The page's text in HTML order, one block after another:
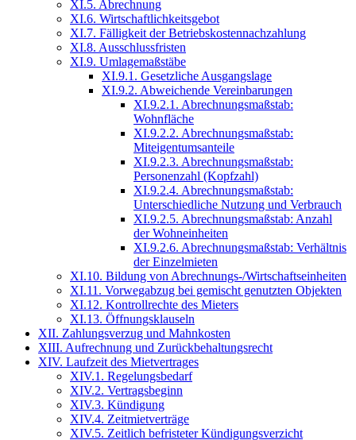
XI.5. Abrechnung
XI.6. Wirtschaftlichkeitsgebot
XI.7. Fälligkeit der Betriebskostennachzahlung
XI.8. Ausschlussfristen
XI.9. Umlagemaßstäbe
XI.9.1. Gesetzliche Ausgangslage
XI.9.2. Abweichende Vereinbarungen
XI.9.2.1. Abrechnungsmaßstab:
Wohnfläche
XI.9.2.2. Abrechnungsmaßstab:
Miteigentumsanteile
XI.9.2.3. Abrechnungsmaßstab:
Personenzahl (Kopfzahl)
XI.9.2.4. Abrechnungsmaßstab:
Unterschiedliche Nutzung und Verbrauch
XI.9.2.5. Abrechnungsmaßstab: Anzahl
der Wohneinheiten
XI.9.2.6. Abrechnungsmaßstab: Verhältnis
der Einzelmieten
XI.10. Bildung von Abrechnungs-/Wirtschaftseinheiten
XI.11. Vorwegabzug bei gemischt genutzten Objekten
XI.12. Kontrollrechte des Mieters
XI.13. Öffnungsklauseln
XII. Zahlungsverzug und Mahnkosten
XIII. Aufrechnung und Zurückbehaltungsrecht
XIV. Laufzeit des Mietvertrages
XIV.1. Regelungsbedarf
XIV.2. Vertragsbeginn
XIV.3. Kündigung
XIV.4. Zeitmietverträge
XIV.5. Zeitlich befristeter Kündigungsverzicht